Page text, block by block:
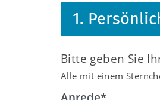
1.
Bitte geben Sie
Alle mit einem